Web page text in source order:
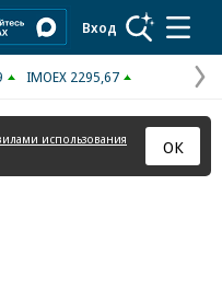
Вход
IMOEX 2295,67
использования
ОК